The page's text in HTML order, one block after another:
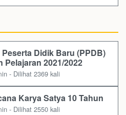
Didik Baru (PPDB)
Pelajaran 2021/2022
- Dilihat 2369 kali
Karya Satya 10 Tahun
- Dilihat 2550 kali